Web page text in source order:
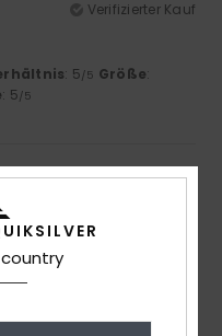
Verifizierter Kauf
: 5/5 Größe:
: 5/5
Größe wählen.